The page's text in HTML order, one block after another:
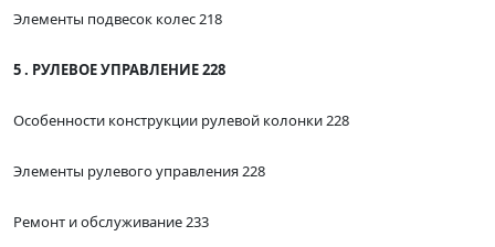
Элементы подвесок колес 218
5 . РУЛЕВОЕ УПРАВЛЕНИЕ 228
Особенности конструкции рулевой колонки 228
Элементы рулевого управления 228
Ремонт и обслуживание 233